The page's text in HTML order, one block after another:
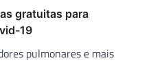
gratuitas para
19
pulmonares e mais